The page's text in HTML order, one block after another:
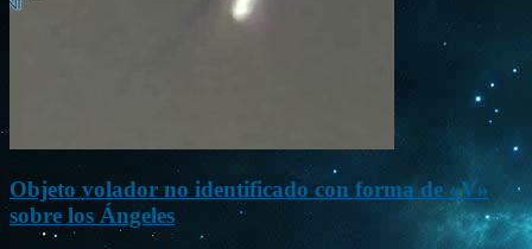
Objeto volador no identificado con forma de «V»
sobre los Ángeles